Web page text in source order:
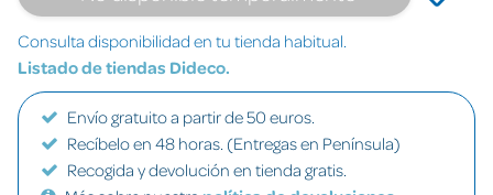
Consulta disponibilidad en tu tienda habitual.
Listado de tiendas Dideco.
Envío gratuito a partir de 50 euros.
Recíbelo en 48 horas. (Entregas en Península)
Recogida y devolución en tienda gratis.